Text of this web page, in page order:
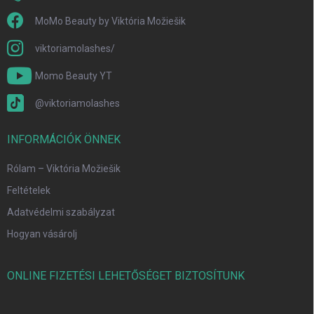
MoMo Beauty by Viktória Možiešik
viktoriamolashes/
Momo Beauty YT
@viktoriamolashes
INFORMÁCIÓK ÖNNEK
Rólam – Viktória Možiešik
Feltételek
Adatvédelmi szabályzat
Hogyan vásárolj
ONLINE FIZETÉSI LEHETŐSÉGET BIZTOSÍTUNK